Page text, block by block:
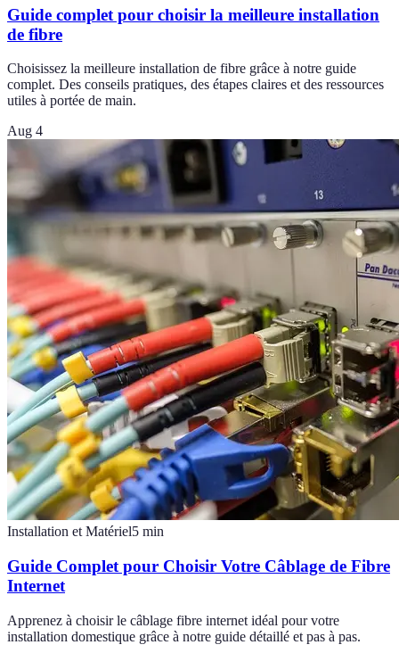
Guide complet pour choisir la meilleure installation
de fibre
Choisissez la meilleure installation de fibre grâce à notre guide
complet. Des conseils pratiques, des étapes claires et des ressources
utiles à portée de main.
Aug 4
Installation et Matériel5 min
Guide Complet pour Choisir Votre Câblage de Fibre
Internet
Apprenez à choisir le câblage fibre internet idéal pour votre
installation domestique grâce à notre guide détaillé et pas à pas.